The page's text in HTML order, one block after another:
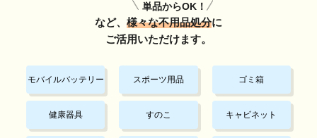
単品からOK！
など、 様々な不用品処分に
ご活用いただけます。
モバイルバッテリー スポーツ用品 ゴミ箱
健康器具 すのこ キャビネット